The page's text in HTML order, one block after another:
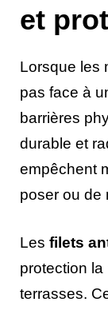
et
Lorsque les
pas face à
barrières
durable et
empêchent
poser ou de
Les filets
protection
terrasses.